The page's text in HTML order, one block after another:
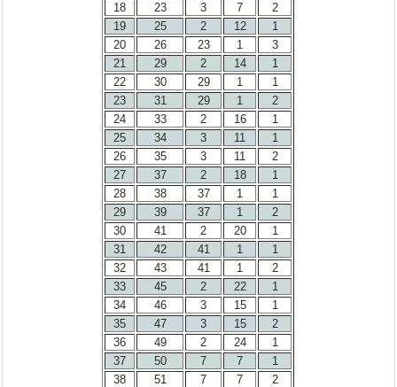
18
23 3 7
2
19
25 2 12
1
20
26 23 1
3
21
29 2 14
1
22
30 29 1
1
23
31 29 1
2
24
33 2 16
1
25
34 3 11
1
26
35 3 11
2
27
37 2 18
1
28
38 37 1
1
29
39 37 1
2
30
41 2 20
1
31
42 41 1
1
32
43 41 1
2
33
45 2 22
1
34
46 3 15
1
35
47 3 15
2
36
49 2 24
1
37
50 7 7
1
38
51 7 7
2